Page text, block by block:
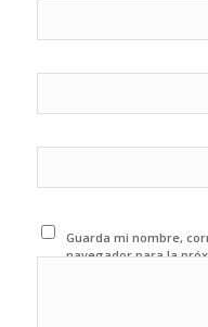
Guarda mi nombre,
navegador para la